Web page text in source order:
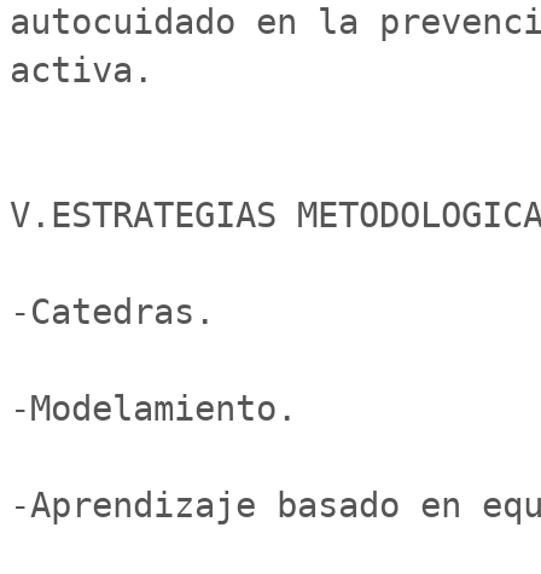
autocuidado en la
activa.
V.ESTRATEGIAS
-Catedras.
-Modelamiento.
-Aprendizaje basado en